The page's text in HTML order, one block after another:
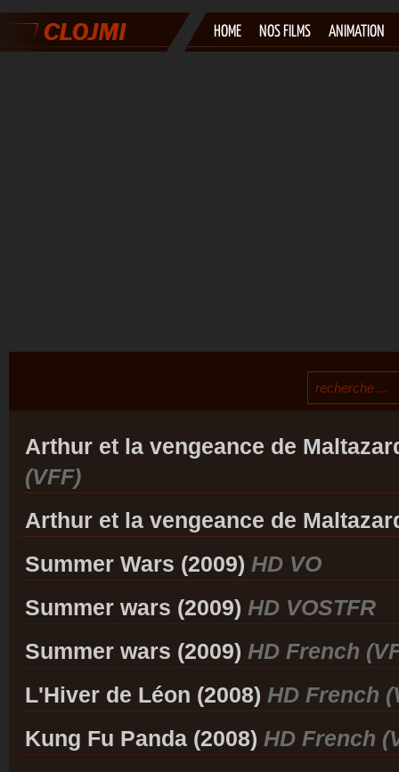
HOME NOS FILMS ANIMATION
Arthur et la vengeance de
(VFF)
Arthur et la vengeance de
Summer Wars (2009) HD VO
Summer wars (2009) HD VOSTFR
Summer wars (2009) HD French
L'Hiver de Léon (2008) HD French
Kung Fu Panda (2008) HD French